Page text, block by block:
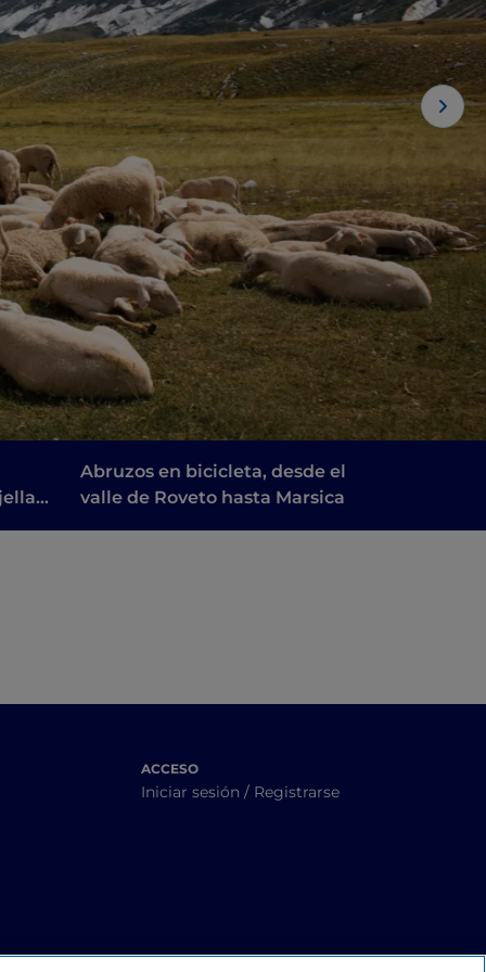
Abruzos en bicicleta, desde el
valle de Roveto hasta Marsica
ACCESO
Iniciar sesión / Registrarse